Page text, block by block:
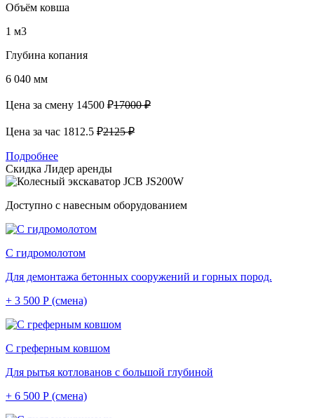
Объём ковша
1 м3
Глубина копания
6 040 мм
Цена за смену 14500 ₽17000 ₽
Цена за час 1812.5 ₽2125 ₽
Подробнее
Скидка Лидер аренды
Доступно с навесным оборудованием
С гидромолотом
Для демонтажа бетонных сооружений и горных пород.
+ 3 500 Р (смена)
С греферным ковшом
Для рытья котлованов с большой глубиной
+ 6 500 Р (смена)